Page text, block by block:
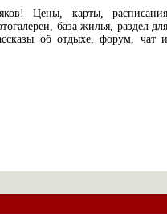
Цены, карты, расписания
база жилья, раздел для
об отдыхе, форум, чат и